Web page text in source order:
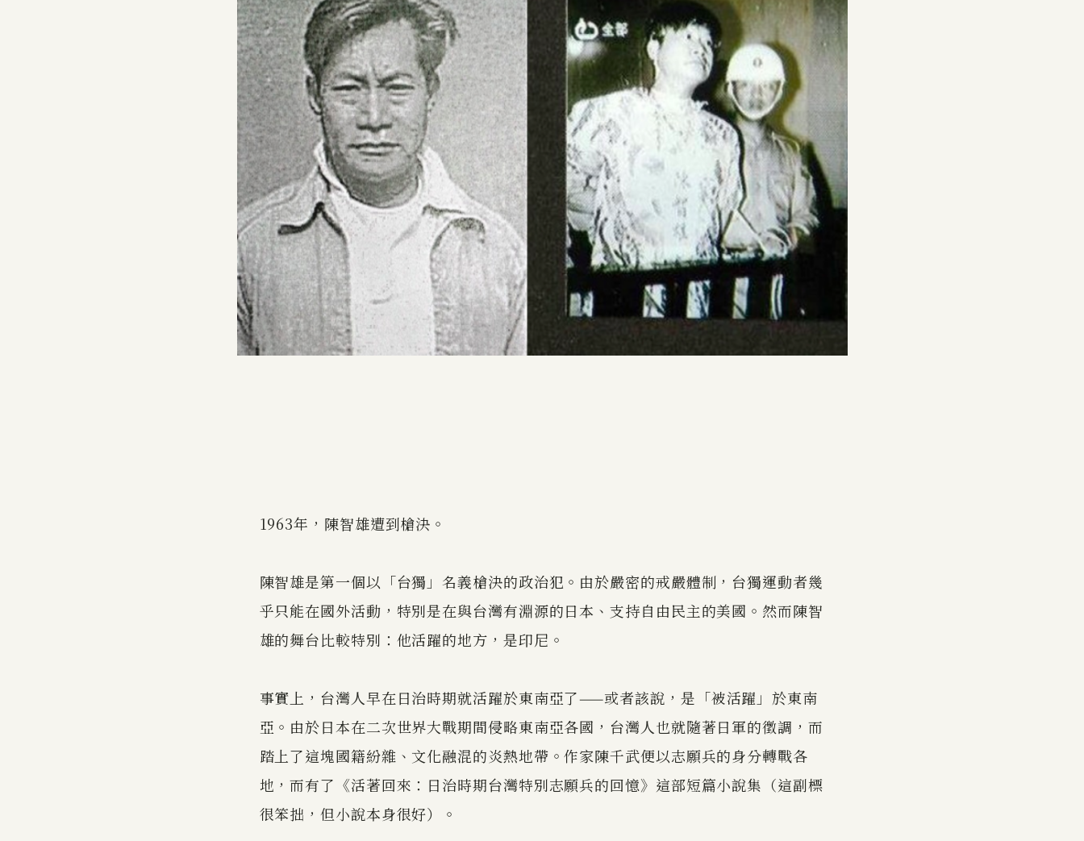
1963年，陳智雄遭到槍決。
陳智雄是第一個以「台獨」名義槍決的政治犯。由於嚴密的戒嚴體制，台獨運動者幾
乎只能在國外活動，特別是在與台灣有淵源的日本、支持自由民主的美國。然而陳智
雄的舞台比較特別：他活躍的地方，是印尼。
事實上，台灣人早在日治時期就活躍於東南亞了——或者該說，是「被活躍」於東南
亞。由於日本在二次世界大戰期間侵略東南亞各國，台灣人也就隨著日軍的徵調，而
踏上了這塊國籍紛雜、文化融混的炎熱地帶。作家陳千武便以志願兵的身分轉戰各
地，而有了《活著回來：日治時期台灣特別志願兵的回憶》這部短篇小說集（這副標
很笨拙，但小說本身很好）。